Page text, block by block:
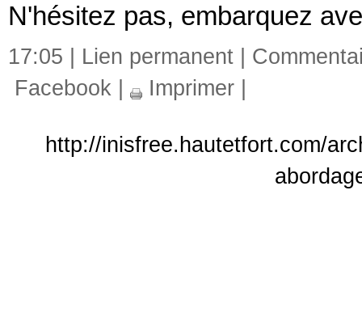
N'hésitez pas, embarquez
17:05 | Lien permanent
Facebook
Imprimer
http://inisfree.hautetfort.com/